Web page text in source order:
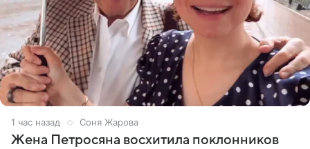
1 час назад Соня Жарова
Жена Петросяна восхитила поклонников